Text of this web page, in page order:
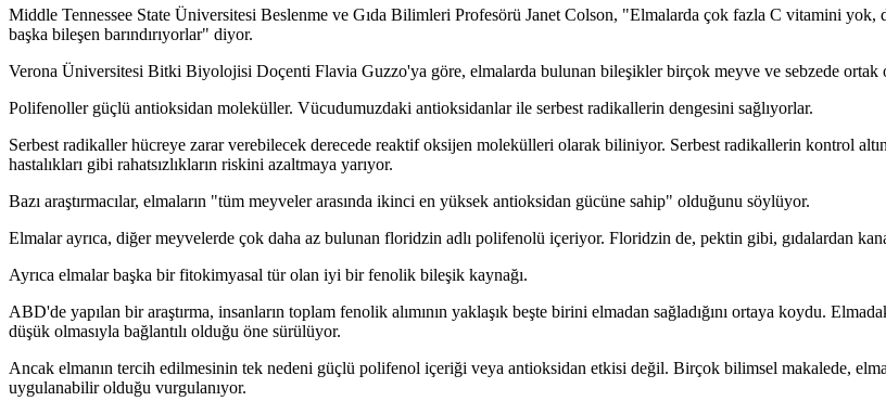
Middle Tennessee State Üniversitesi Beslenme ve Gıda Bilimleri Profesörü Janet Colson, "Elmalarda çok fazla C vitamini
başka bileşen barındırıyorlar" diyor.
Verona Üniversitesi Bitki Biyolojisi Doçenti Flavia Guzzo'ya göre, elmalarda bulunan bileşikler birçok meyve ve sebzede
Polifenoller güçlü antioksidan moleküller. Vücudumuzdaki antioksidanlar ile serbest radikallerin dengesini sağlıyorlar.
Serbest radikaller hücreye zarar verebilecek derecede reaktif oksijen molekülleri olarak biliniyor. Serbest radikallerin kontrol
hastalıkları gibi rahatsızlıkların riskini azaltmaya yarıyor.
Bazı araştırmacılar, elmaların "tüm meyveler arasında ikinci en yüksek antioksidan gücüne sahip" olduğunu söylüyor.
Elmalar ayrıca, diğer meyvelerde çok daha az bulunan floridzin adlı polifenolü içeriyor. Floridzin de, pektin gibi, gıdalardan
Ayrıca elmalar başka bir fitokimyasal tür olan iyi bir fenolik bileşik kaynağı.
ABD'de yapılan bir araştırma, insanların toplam fenolik alımının yaklaşık beşte birini elmadan sağladığını ortaya koydu.
düşük olmasıyla bağlantılı olduğu öne sürülüyor.
Ancak elmanın tercih edilmesinin tek nedeni güçlü polifenol içeriği veya antioksidan etkisi değil. Birçok bilimsel makalede,
uygulanabilir olduğu vurgulanıyor.